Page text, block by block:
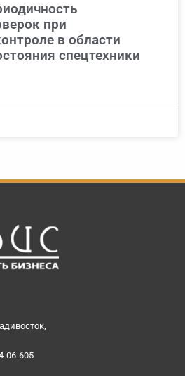
при
в области
спецтехники
06-605